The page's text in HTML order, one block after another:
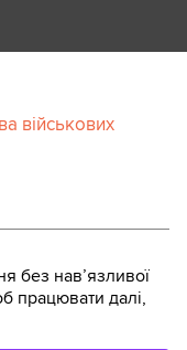
військових
без навʼязливої
працювати далі,